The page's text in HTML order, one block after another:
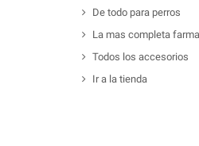
De todo para perros
La mas completa
Todos los accesorios
Ir a la tienda